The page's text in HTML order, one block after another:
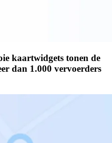
kaartwidgets tonen de
dan 1.000 vervoerders